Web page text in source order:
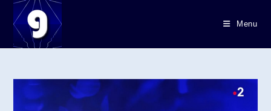
Skip
content
Menu